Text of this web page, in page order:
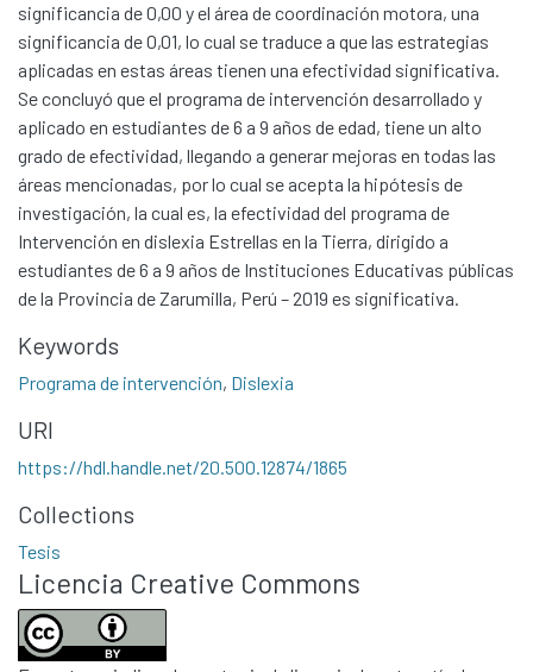
Communities & Collections
Contacto
Políticas
significancia de 0,00 y el área de coordinación motora, una
significancia de 0,01, lo cual se traduce a que las estrategias
aplicadas en estas áreas tienen una efectividad significativa.
Se concluyó que el programa de intervención desarrollado y
aplicado en estudiantes de 6 a 9 años de edad, tiene un alto
grado de efectividad, llegando a generar mejoras en todas las
áreas mencionadas, por lo cual se acepta la hipótesis de
investigación, la cual es, la efectividad del programa de
Intervención en dislexia Estrellas en la Tierra, dirigido a
estudiantes de 6 a 9 años de Instituciones Educativas públicas
de la Provincia de Zarumilla, Perú – 2019 es significativa.
Keywords
Programa de intervención, Dislexia
URI
https://hdl.handle.net/20.500.12874/1865
Collections
Tesis
Licencia Creative Commons